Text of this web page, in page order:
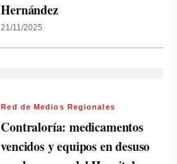
Hernández
21/11/2025
Red de Medios Regionales
Contraloría: medicamentos
vencidos y equipos en desuso